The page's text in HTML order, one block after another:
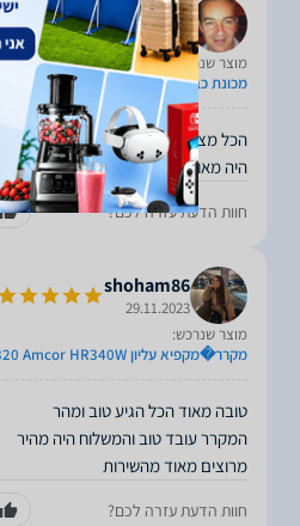
sandromaghidman
29.11.2023
מוצר שנרכש:
מכונת כביסה Samsung WD9ST6542BE ‏9 ‏ק"ג סמסונג
היה מאוד נוח להרכיב את המכונה בבית.
חוות הדעת עזרה לכם?
shoham86
29.11.2023
מוצר שנרכש:
מקרר�‏מקפיא עליון Amcor HR340W ‏320 ‏ליטר אמקור
מרוצים מאוד מהשירות
חוות הדעת עזרה לכם?